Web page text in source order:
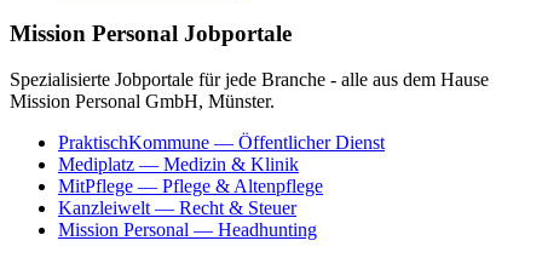
Mission Personal Jobportale
Spezialisierte Jobportale für jede Branche - alle aus dem Hause
Mission Personal GmbH, Münster.
PraktischKommune — Öffentlicher Dienst
Mediplatz — Medizin & Klinik
MitPflege — Pflege & Altenpflege
Kanzleiwelt— Recht & Steuer
Mission Personal — Headhunting